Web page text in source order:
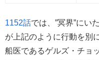
1152話では、”冥界”にい
が上記のように行動を別
船医であるゲルズ・チョ